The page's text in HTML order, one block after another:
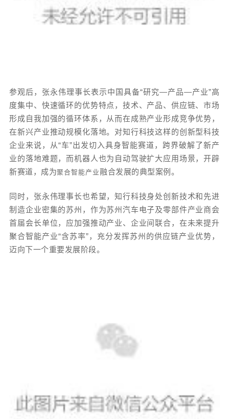
参观后，张永伟理事长表示中国具备“研究—产品—产业”高
度集中、快速循环的优势特点，技术、产品、供应链、市场
形成自我加强的循环体系，从而在成熟产业形成竞争优势，
在新兴产业推动规模化落地。对知行科技这样的创新型科技
企业来说，从“车”出发切入具身智能赛道，跨界破解了新产
业的落地难题，而机器人也为自动驾驶扩大应用场景，开辟
新赛道，成为聚合智能产业融合发展的典型案例。
同时，张永伟理事长也希望，知行科技身处创新技术和先进
制造企业密集的苏州，作为苏州汽车电子及零部件产业商会
首届会长单位，应加强推动产业、企业间联合，在未来提升
聚合智能产业“含苏率”，充分发挥苏州的供应链产业优势，
迈向下一个重要发展阶段。